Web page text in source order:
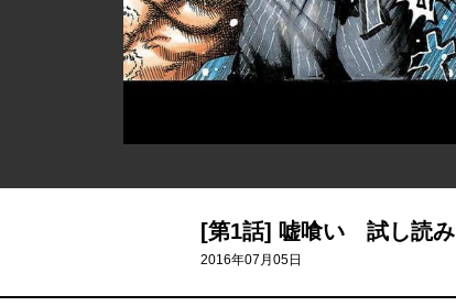
[第1話] 嘘喰い 試し読み
2016年07月05日